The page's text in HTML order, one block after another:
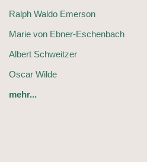
Ralph Waldo Emerson
Marie von Ebner-Eschenbach
Albert Schweitzer
Oscar Wilde
mehr...